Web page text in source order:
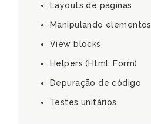
Layouts de páginas
Manipulando elementos
View blocks
Helpers (Html, Form)
Depuração de código
Testes unitários